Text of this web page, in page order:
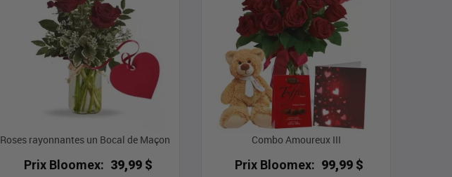
Roses rayonnantes un Bocal de Maçon
Prix Bloomex: 39,99 $
Combo Amoureux III
Prix Bloomex: 99,99 $